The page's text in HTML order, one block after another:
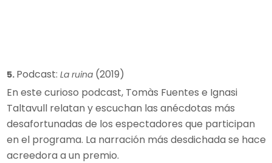
5. Podcast: La ruina(2019)
En este curioso podcast, Tomàs Fuentes e Ignasi
Taltavull relatan y escuchan las anécdotas más
desafortunadas de los espectadores que participan
en el programa. La narración más desdichada se hace
acreedora a un premio.